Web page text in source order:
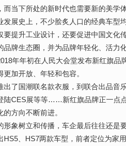
而当下所处的新时代也需要新的美学
展史上，不少脍炙人口的经典车型
要提升工业设计，还要促进中国文化
品牌生态圈，并为品牌年轻化、活力
年年初在人民大会堂发布新红旗品
加开放、年轻和包容。
国潮联名款衣服，到联合出品音
陆CES展等等……新红旗品牌正一点
方向不断前进。
象树立和传播，车企最后往往还是
HS5、HS7两款车型，前者定位为家